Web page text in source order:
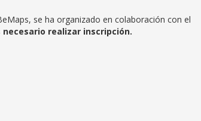
se ha organizado en colaboración con el
realizar inscripción.